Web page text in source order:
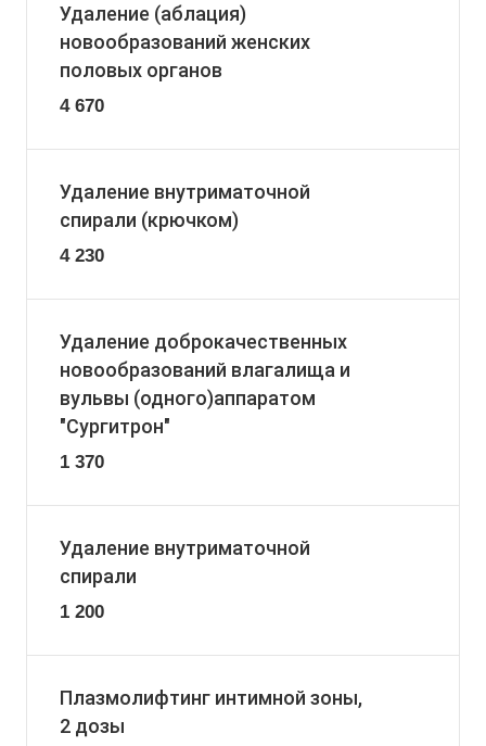
Удаление (аблация)
новообразований женских
половых органов
4 670
Удаление внутриматочной
спирали (крючком)
4 230
Удаление доброкачественных
новообразований влагалища и
вульвы (одного)аппаратом
"Сургитрон"
1 370
Удаление внутриматочной
спирали
1 200
Плазмолифтинг интимной зоны,
2 дозы